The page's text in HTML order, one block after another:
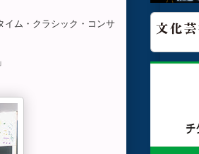
イム・クラシック・コンサ